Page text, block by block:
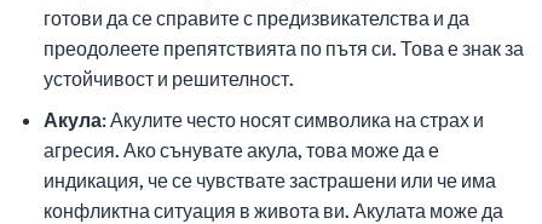
готови да се справите с предизвикателства и да
преодолеете препятствията по пътя си. Това е знак за
устойчивост и решителност.
Акула:Акулите често носят символика на страх и
агресия. Ако сънувате акула, това може да е
индикация, че се чувствате застрашени или че има
конфликтна ситуация в живота ви. Акулата може да